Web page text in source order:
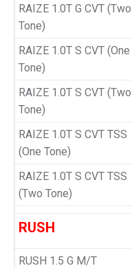
RAIZE 1.0T G CVT (Two
Tone)
RAIZE 1.0T S CVT (One
Tone)
RAIZE 1.0T S CVT (Two
Tone)
RAIZE 1.0T S CVT TSS
(One Tone)
RAIZE 1.0T S CVT TSS
(Two Tone)
RUSH
RUSH 1.5 G M/T